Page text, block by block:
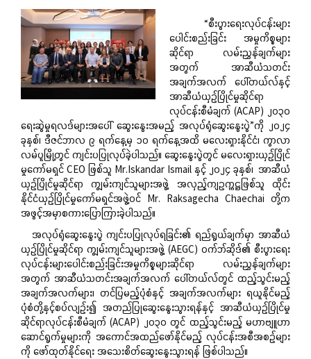
“စီးပွားရေးလုပ်ငန်းများ
ပေါင်းစည်းခြင်း အမှုကိစ္စများ
ဆိုင်ရာ လမ်းညွှန်ချက်များ
အတွက် အာဆီယံသတင်း
အချက်အလက် ပေါ်တယ်လ်နှင့်
အာဆီယံယှဉ်ပြိုင်မှုဆိုင်ရာ
လုပ်ငန်းစီမံချက် (ACAP) ၂၀၃၀
ရေးဆွဲမှုရလဒ်များအပေါ် ဆွေးနွေးအမည့် အလုပ်ရုံဆွေးနွေးပွဲ”ကို ၂၀၂၄
ခုနှစ်၊ ဒီဇင်ဘာလ ၉ ရက်နေ့မှ ၁၀ ရက်နေ့အထိ မလေးရှားနိုင်ငံ၊ ကွာလာ
လမ်ပူမြို့တွင် ကျင်းပပြုလုပ်ခဲ့ပါသည်။ ဆွေးနွေးပွဲတွင် မလေးရှားယှဉ်ပြိုင်
မှုကော်မရှင် CEO ဖြစ်သူ Mr.Iskandar Ismail နှင့် ၂၀၂၄ ခုနှစ်၊ အာဆီယံ
ယှဉ်ပြိုင်မှုဆိုင်ရာ ကျွမ်းကျင်သူများအဖွဲ့ အလှည့်ကျဥက္ကဋ္ဌဖြစ်သူ ထိုင်း
နိုင်ငံယှဉ်ပြိုင်မှုကော်မရှင်အဖွဲ့ဝင် Mr. Raksagecha Chaechai တို့က
အဖွင့်အမှာစကားပြောကြားခဲ့ပါသည်။
အလုပ်ရုံဆွေးနွေးပွဲ ကျင်းပပြုလုပ်ရခြင်း၏ ရည်ရွယ်ချက်မှာ အာဆီယံ
ယှဉ်ပြိုင်မှုဆိုင်ရာ ကျွမ်းကျင်သူများအဖွဲ့ (AEGC) ဝက်ဘ်ဆိုဒ်၏ စီးပွားရေး
လုပ်ငန်းများပေါင်းစည်းခြင်းအမှုကိစ္စများဆိုင်ရာ လမ်းညွှန်ချက်များ
အတွက် အာဆီယံသတင်းအချက်အလက် ပေါ်တယ်လ်တွင် ထည့်သွင်းမည့်
အချက်အလက်များ၊ တင်ပြမည့်ပုံစံနှင့် အချက်အလက်များ ရယူနိုင်မည့်
ပုံစံတို့နှင့်စပ်လျဉ်း၍ အတည်ပြုဆွေးနွေးသွားရန်နှင့် အာဆီယံယှဉ်ပြိုင်မှု
ဆိုင်ရာလုပ်ငန်းစီမံချက် (ACAP) ၂၀၃၀ တွင် ထည့်သွင်းမည့် မဟာဗျူဟာ
ဆောင်ရွက်မှုများကို အကောင်အထည်ဖော်နိုင်မည့် လုပ်ငန်းအစီအစဉ်များ
ကို ဖော်ထုတ်နိုင်ရေး အသေးစိတ်ဆွေးနွေးသွားရန် ဖြစ်ပါသည်။